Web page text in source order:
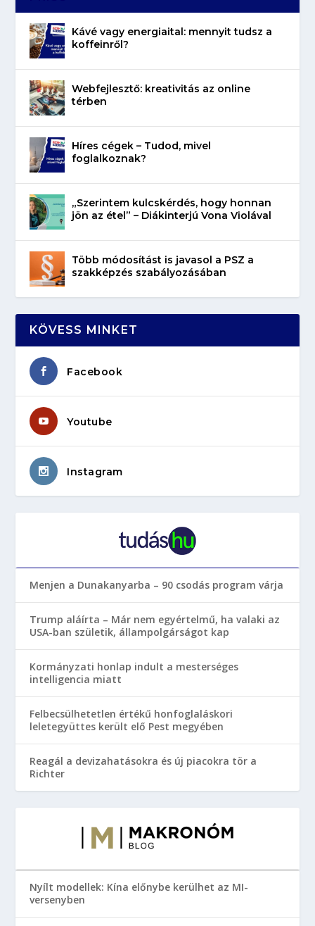
Kávé vagy energiaital: mennyit tudsz a
koffeinről?
Webfejlesztő: kreativitás az online
térben
Híres cégek – Tudod, mivel
foglalkoznak?
„Szerintem kulcskérdés, hogy honnan
jön az étel” – Diákinterjú Vona Violával
Több módosítást is javasol a PSZ a
szakképzés szabályozásában
KÖVESS MINKET
Facebook
Youtube
Instagram
Menjen a Dunakanyarba – 90 csodás program várja
Trump aláírta – Már nem egyértelmű, ha valaki az
USA-ban születik, állampolgárságot kap
Kormányzati honlap indult a mesterséges
intelligencia miatt
Felbecsülhetetlen értékű honfoglaláskori
leletegyüttes került elő Pest megyében
Reagál a devizahatásokra és új piacokra tör a
Richter
Nyílt modellek: Kína előnybe kerülhet az MI-
versenyben